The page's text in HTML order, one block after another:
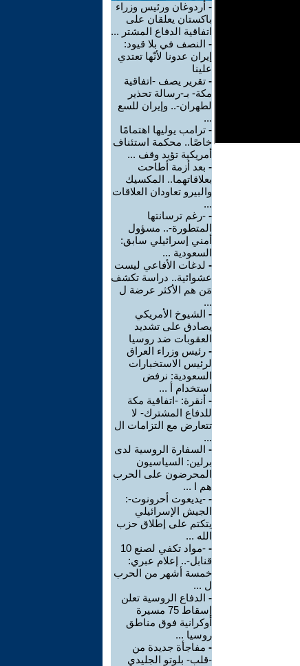
- أردوغان ورئيس وزراء
باكستان يعلقان على
اتفاقية الدفاع المشتر ...
- النصف في بلا قيود:
إيران عدونا لأنّها تعتدي
علينا
- تقرير يصف -اتفاقية
مكة- بـ-رسالة تحذير
لطهران-.. وإيران للسع
...
- ترامب يوليها اهتمامًا
خاصًا.. محكمة استئناف
أمريكية تؤيد وقف ...
- بعد أزمة أطاحت
بعلاقاتهما.. المكسيك
والبيرو تعاودان العلاقات
...
- -رغم ترسانتها
المتطورة-.. مسؤول
أمني إسرائيلي سابق:
السعودية ...
- لدغات الأفاعي ليست
عشوائية.. دراسة تكشف
مَن هم الأكثر عرضة ل
...
- الشيوخ الأمريكي
يصادق على تشديد
العقوبات ضد روسيا
- رئيس وزراء العراق
لرئيس الاستخبارات
السعودية: نرفض
استخدام أ ...
- أنقرة: -اتفاقية مكة
للدفاع المشترك- لا
تتعارض مع التزامات ال
...
- السفارة الروسية لدى
برلين: السياسيون
المحرضون على الحرب
هم ا ...
- -يديعوت أحرونوت-:
الجيش الإسرائيلي
يتكتم على إطلاق حزب
الله ...
-
-مواد تكفي لصنع 10
قنابل-.. إعلام عبري:
خمسة أشهر من الحرب
ل ...
- الدفاع الروسية تعلن
إسقاط 75 مسيرة
أوكرانية فوق مناطق
روسيا ...
- مفاجأة جديدة من
-قلب- بلوتو الجليدي